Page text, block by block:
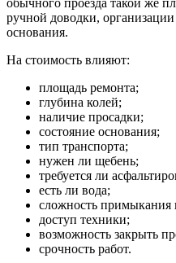
ручной доводки,
основания.
На стоимость влияют:
площадь ремонта;
глубина колей;
наличие просадки;
состояние основания;
тип транспорта;
нужен ли щебень;
требуется ли
есть ли вода;
сложность примыкания
доступ техники;
возможность закрыть
срочность работ.